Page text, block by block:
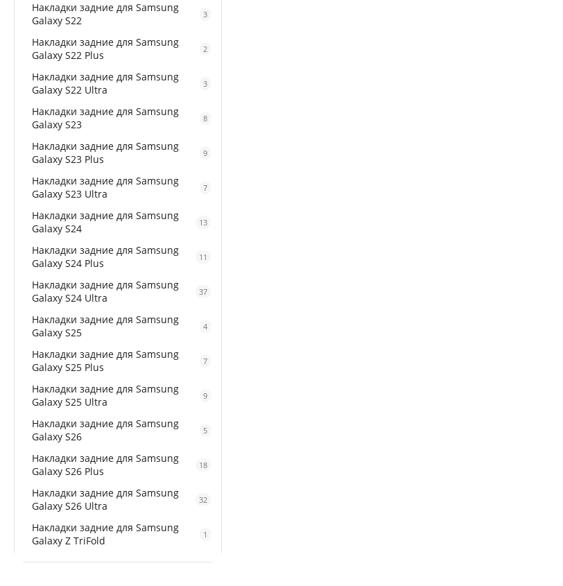
Накладки задние для Samsung
Galaxy S22
3
Накладки задние для Samsung
Galaxy S22 Plus
2
Накладки задние для Samsung
Galaxy S22 Ultra
3
Накладки задние для Samsung
Galaxy S23
8
Накладки задние для Samsung
Galaxy S23 Plus
9
Накладки задние для Samsung
Galaxy S23 Ultra
7
Накладки задние для Samsung
Galaxy S24
13
Накладки задние для Samsung
Galaxy S24 Plus
11
Накладки задние для Samsung
Galaxy S24 Ultra
37
Накладки задние для Samsung
Galaxy S25
4
Накладки задние для Samsung
Galaxy S25 Plus
7
Накладки задние для Samsung
Galaxy S25 Ultra
9
Накладки задние для Samsung
Galaxy S26
5
Накладки задние для Samsung
Galaxy S26 Plus
18
Накладки задние для Samsung
Galaxy S26 Ultra
32
Накладки задние для Samsung
Galaxy Z TriFold
1